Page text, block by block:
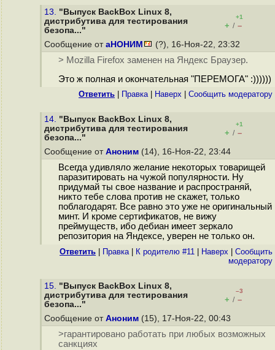
13. "Выпуск BackBox Linux 8,
дистрибутива для тестирования
безопа..."
+1
+ / –
Сообщение от аНОНИМ (?), 16-Ноя-22, 23:32
> Mozilla Firefox заменен на Яндекс Браузер.
Это ж полная и окончательная "ПЕРЕМОГА" :))))))
Ответить Правка| Наверх Cообщить модератору
14. "Выпуск BackBox Linux 8,
дистрибутива для тестирования
безопа..."
+1
+ / –
Сообщение от Аноним (14), 16-Ноя-22, 23:44
Всегда удивляло желание некоторых товарищей
паразитировать на чужой популярности. Ну
придумай ты свое название и распространяй,
никто тебе слова против не скажет, только
поблагодарят. Все равно это уже не оригинальный
минт. И кроме сертификатов, не вижу
преймуществ, ибо дебиан имеет зеркало
репозитория на Яндексе, уверен не только он.
Ответить Правка| К родителю #11 Наверх
Cообщить
модератору
15. "Выпуск BackBox Linux 8,
дистрибутива для тестирования
безопа..."
–3
+ / –
Сообщение от Аноним (15), 17-Ноя-22, 00:43
>гарантировано работать при любых возможных
санкциях